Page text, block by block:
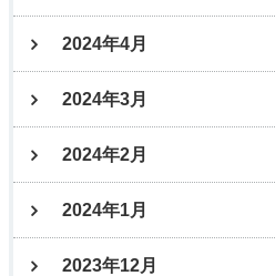
2024年4月
2024年3月
2024年2月
2024年1月
2023年12月